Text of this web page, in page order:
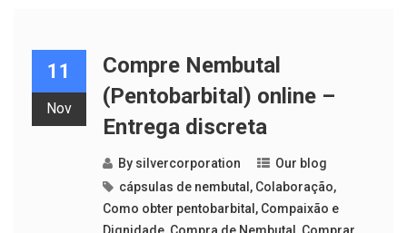
11
Nov
Compre Nembutal
(Pentobarbital) online –
Entrega discreta
By silvercorporation
Our blog
cápsulas de nembutal , Colaboração,
Como obter pentobarbital , Compaixão e